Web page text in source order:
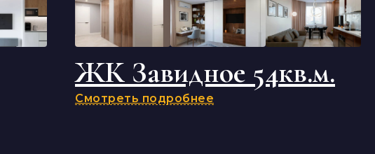
ЖК Завидное 54кв.м.
Смотреть подробнее